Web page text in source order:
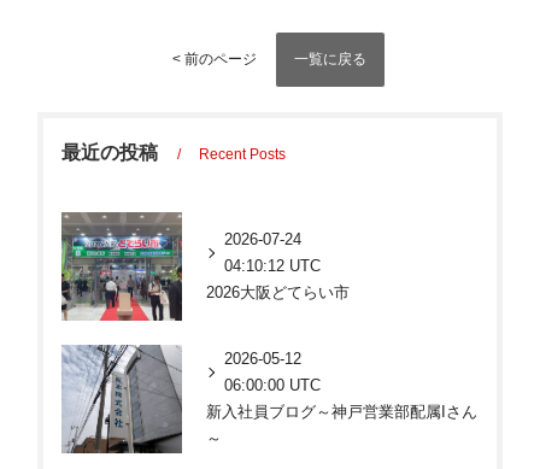
< 前のページ 一覧に戻る
最近の投稿 Recent Posts
2026-07-24
04:10:12 UTC
2026大阪どてらい市
2026-05-12
06:00:00 UTC
新入社員ブログ～神戸営業部配属Iさん
～